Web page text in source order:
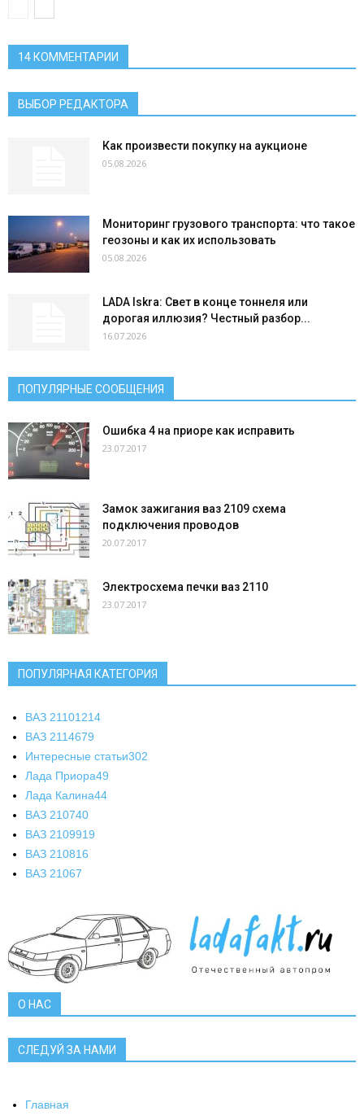
14 КОММЕНТАРИИ
ВЫБОР РЕДАКТОРА
Как произвести покупку на аукционе
05.08.2026
Мониторинг грузового транспорта: что такое
геозоны и как их использовать
05.08.2026
LADA Iskra: Свет в конце тоннеля или
дорогая иллюзия? Честный разбор...
16.07.2026
ПОПУЛЯРНЫЕ СООБЩЕНИЯ
Ошибка 4 на приоре как исправить
23.07.2017
Замок зажигания ваз 2109 схема
подключения проводов
20.07.2017
Электросхема печки ваз 2110
23.07.2017
ПОПУЛЯРНАЯ КАТЕГОРИЯ
ВАЗ 21101214
ВАЗ 2114679
Интересные статьи302
Лада Приора49
Лада Калина44
ВАЗ 210740
ВАЗ 2109919
ВАЗ 210816
ВАЗ 21067
О НАС
СЛЕДУЙ ЗА НАМИ
Главная